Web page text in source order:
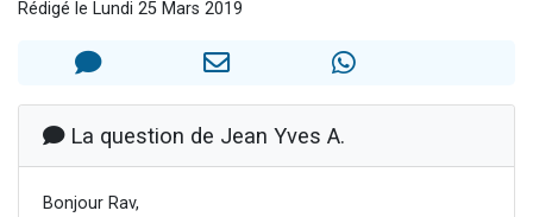
Eva vient de donner son Maasser
Eli vient de donner son Maasser
Rédigé le Lundi 25 Mars 2019
La question de Jean Yves A.
Bonjour Rav,